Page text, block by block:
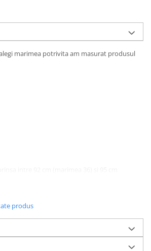
marimea potrivita am masurat produsul
este vizualizat.
produs